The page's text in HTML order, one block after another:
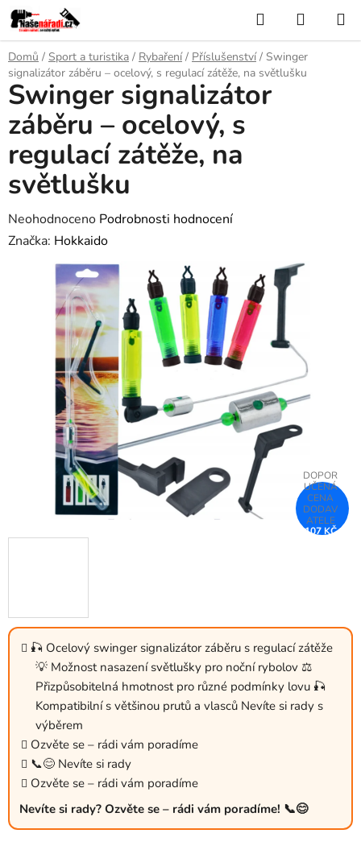
Přejít
na
obsah
Hledat
KOŠÍK
Domů / Sport a turistika / Rybaření / Příslušenství / Swinger
signalizátor záběru – ocelový, s regulací zátěže, na světlušku
🎣 Ocelový swinger signalizátor záběru s regulací zátěže
💡 Možnost nasazení světlušky pro noční rybolov ⚖️
Přizpůsobitelná hmotnost pro různé podmínky lovu 🎣
Kompatibilní s většinou prutů a vlasců Nevíte si rady s
výběrem
Ozvěte se – rádi vám poradíme
📞😊 Nevíte si rady
Ozvěte se – rádi vám poradíme
Nevíte si rady? Ozvěte se – rádi vám poradíme! 📞😊
Swinger signalizátor
záběru – ocelový, s
regulací zátěže, na
světlušku
Průměrné
hodnocení
produktu
hvězdiček.
Neohodnoceno Podrobnosti hodnocení
Značka: Hokkaido
107 KČ